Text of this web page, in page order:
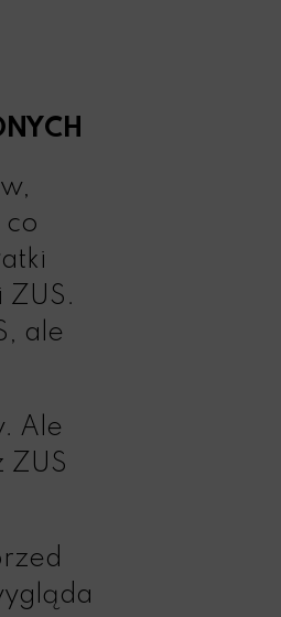
co
ZUS.
ale
Ale
ZUS